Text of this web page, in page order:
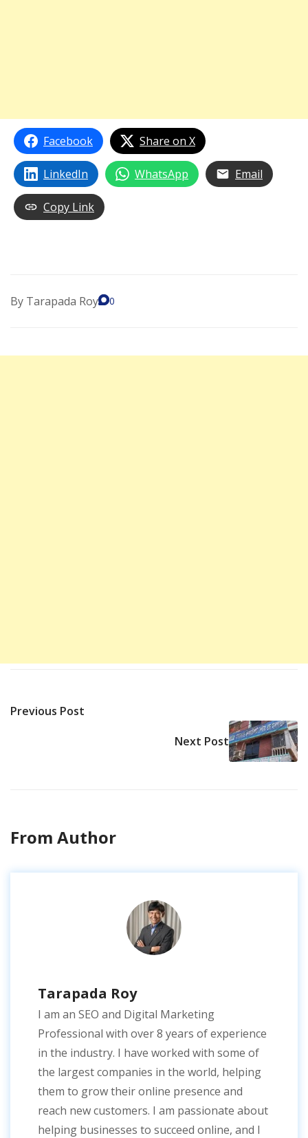
Facebook Share on X
LinkedIn WhatsApp Email
Copy Link
By Tarapada Roy 0
Previous Post
Next Post
From Author
Tarapada Roy
I am an SEO and Digital Marketing
Professional with over 8 years of experience
in the industry. I have worked with some of
the largest companies in the world, helping
them to grow their online presence and
reach new customers. I am passionate about
helping businesses to succeed online, and I